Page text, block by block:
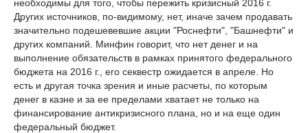
необходимы для того, чтобы пережить кризисный 2016 г.
Других источников, по-видимому, нет, иначе зачем продавать
значительно подешевевшие акции "Роснефти", "Башнефти" и
других компаний. Минфин говорит, что нет денег и на
выполнение обязательств в рамках принятого федерального
бюджета на 2016 г., его секвестр ожидается в апреле. Но
есть и другая точка зрения и иные расчеты, по которым
денег в казне и за ее пределами хватает не только на
финансирование антикризисного плана, но и на еще один
федеральный бюджет.